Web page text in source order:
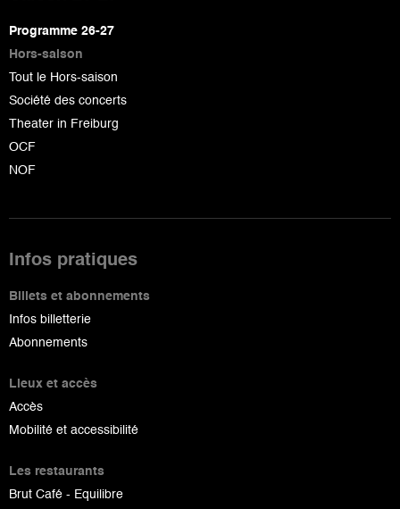
page
Programme 26-27
Hors-saison
Tout le Hors-saison
Société des concerts
Theater in Freiburg
OCF
NOF
Infos pratiques
Billets et abonnements
Infos billetterie
Abonnements
Lieux et accès
Accès
Mobilité et accessibilité
Les restaurants
Brut Café - Equilibre